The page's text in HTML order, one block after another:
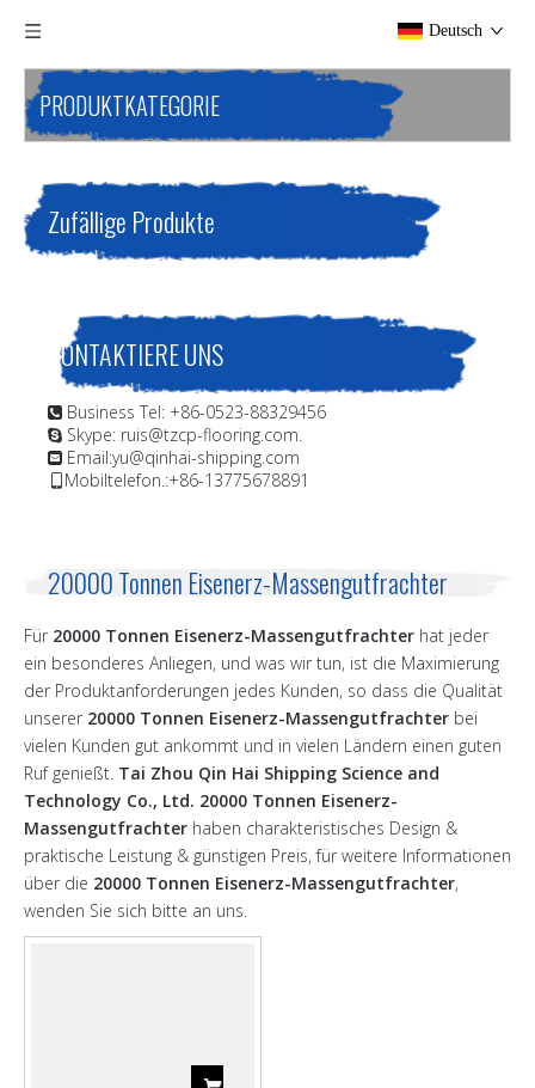
Deutsch
PRODUKTKATEGORIE
Zufällige Produkte
KONTAKTIERE UNS
 Business Tel: +86-0523-88329456
 Skype: ruis@tzcp-flooring.com.
 Email:yu@qinhai-shipping.com
Mobiltelefon.:+86-13775678891
20000 Tonnen Eisenerz-Massengutfrachter
Für 20000 Tonnen Eisenerz-Massengutfrachter hat jeder
ein besonderes Anliegen, und was wir tun, ist die Maximierung
der Produktanforderungen jedes Kunden, so dass die Qualität
unserer 20000 Tonnen Eisenerz-Massengutfrachter bei
vielen Kunden gut ankommt und in vielen Ländern einen guten
Ruf genießt. Tai Zhou Qin Hai Shipping Science and
Technology Co., Ltd. 20000 Tonnen Eisenerz-
Massengutfrachter haben charakteristisches Design &
praktische Leistung & günstigen Preis, für weitere Informationen
über die 20000 Tonnen Eisenerz-Massengutfrachter,
wenden Sie sich bitte an uns.